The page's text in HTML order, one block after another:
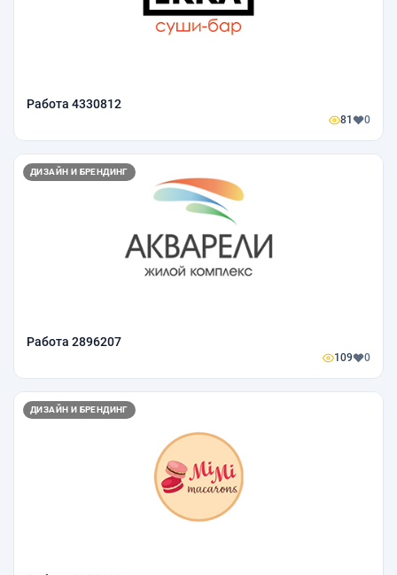
Работа 4330812
81 0
ДИЗАЙН И БРЕНДИНГ
Работа 2896207
109 0
ДИЗАЙН И БРЕНДИНГ